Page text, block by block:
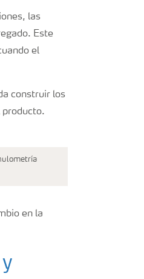
las
Este
el
construir los
producto.
en la